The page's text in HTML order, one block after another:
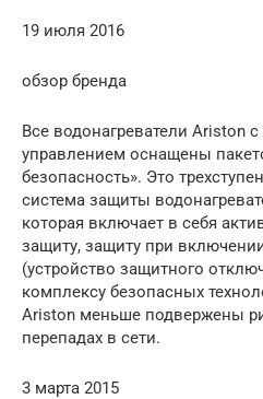
19 июля 2016
обзор бренда
Все водонагреватели Ariston
управлением оснащены
безопасность». Это
система защиты
которая включает в себя
защиту, защиту при
(устройство защитного
комплексу безопасных
Ariston меньше подвержены
перепадах в сети.
3 марта 2015